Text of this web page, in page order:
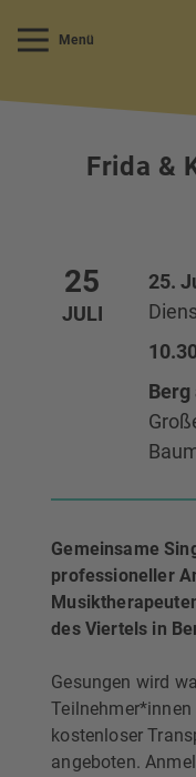
Menü
Frida &
25
JULI
25.
Berg
Gemeinsame
professioneller
des Viertels in
Gesungen wird
kostenloser
angeboten.